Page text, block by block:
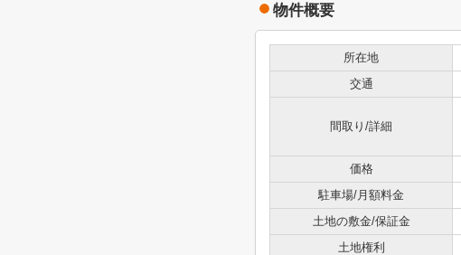
物件概要
所在地
交通
間取り/詳細
価格
駐車場/月額料金
土地の敷金/保証金
土地権利